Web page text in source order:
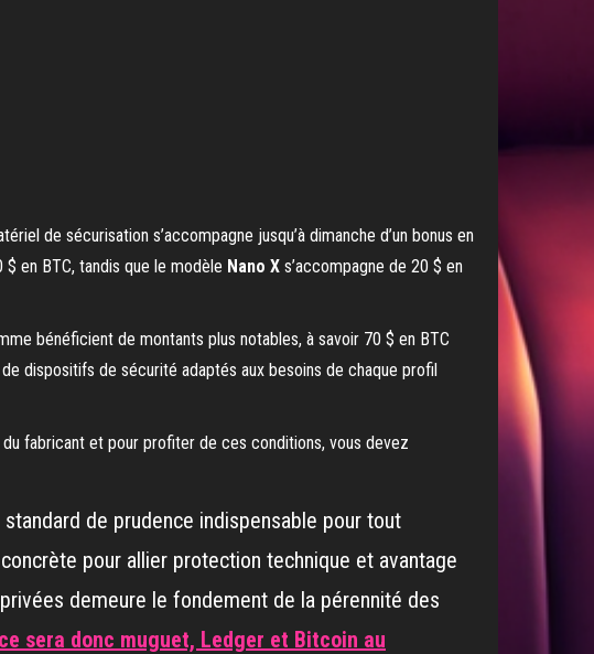
de sécurisation s’accompagne jusqu’à dimanche d’un bonus en
en BTC, tandis que le modèle Nano X s’accompagne de 20 $ en
bénéficient de montants plus notables, à savoir 70 $ en BTC
dispositifs de sécurité adaptés aux besoins de chaque profil
fabricant et pour profiter de ces conditions, vous devez
de prudence indispensable pour tout
pour allier protection technique et avantage
demeure le fondement de la pérennité des
ce sera donc muguet, Ledger et Bitcoin au